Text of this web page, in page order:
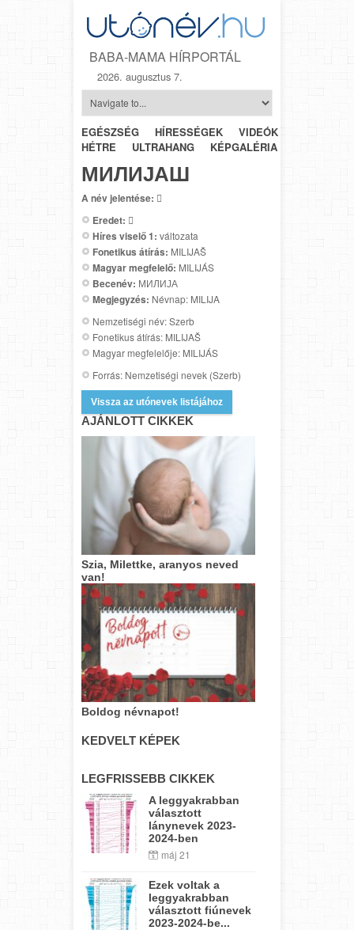
BABA-MAMA HÍRPORTÁL
2026. augusztus 7.
EGÉSZSÉG HÍRESSÉGEK VIDEÓK
HÉTRŐL-
HÉTRE
ULTRAHANG KÉPGALÉRIA
МИЛИЈАШ
A név jelentése: 
Eredet: 
Híres viselő 1: változata
Fonetikus átírás: MILIJAŠ
Magyar megfelelő: MILIJÁS
Becenév: МИЛИЈА
Megjegyzés: Névnap: MILIJA
Nemzetiségi név: Szerb
Fonetikus átírás: MILIJAŠ
Magyar megfelelője: MILIJÁS
Forrás: Nemzetiségi nevek (Szerb)
Vissza az utónevek listájához
AJÁNLOTT CIKKEK
Szia, Milettke, aranyos neved
van!
Boldog névnapot!
KEDVELT KÉPEK
LEGFRISSEBB CIKKEK
A leggyakrabban
választott
lánynevek 2023-
2024-ben
máj 21
Ezek voltak a
leggyakrabban
választott fiúnevek
2023-2024-be...